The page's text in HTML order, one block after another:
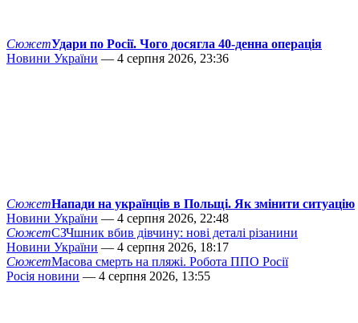
СюжетУдари по Росії. Чого досягла 40-денна операція
Новини України — 4 серпня 2026, 23:36
СюжетНапади на українців в Польщі. Як змінити ситуацію
Новини України — 4 серпня 2026, 22:48
СюжетСЗЧшник вбив дівчину: нові деталі різанини
Новини України — 4 серпня 2026, 18:17
СюжетМасова смерть на пляжі. Робота ППО Росії
Росія новини — 4 серпня 2026, 13:55